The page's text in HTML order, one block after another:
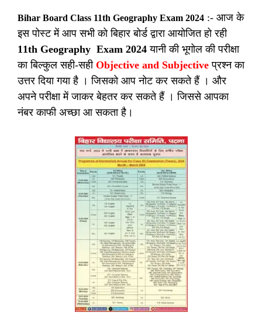
Bihar Board Class 11th Geography Exam 2024 :- आज के
इस पोस्ट में आप सभी को बिहार बोर्ड द्वारा आयोजित हो रही
11th Geography Exam 2024 यानी की भूगोल की परीक्षा
का बिल्कुल सही-सही Objective and Subjective प्रश्न का
उत्तर दिया गया है । जिसको आप नोट कर सकते हैं । और
अपने परीक्षा में जाकर बेहतर कर सकते हैं । जिससे आपका
नंबर काफी अच्छा आ सकता है।